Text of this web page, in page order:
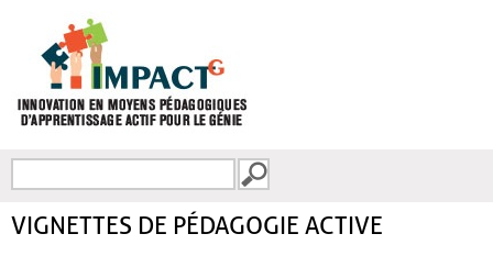
FORMULAIRE DE
VIGNETTES DE PÉDAGOGIE ACTIVE